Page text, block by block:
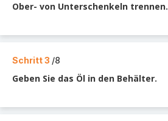
Ober- von Unterschenkeln trennen.
Schritt 3 /8
Geben Sie das Öl in den Behälter.